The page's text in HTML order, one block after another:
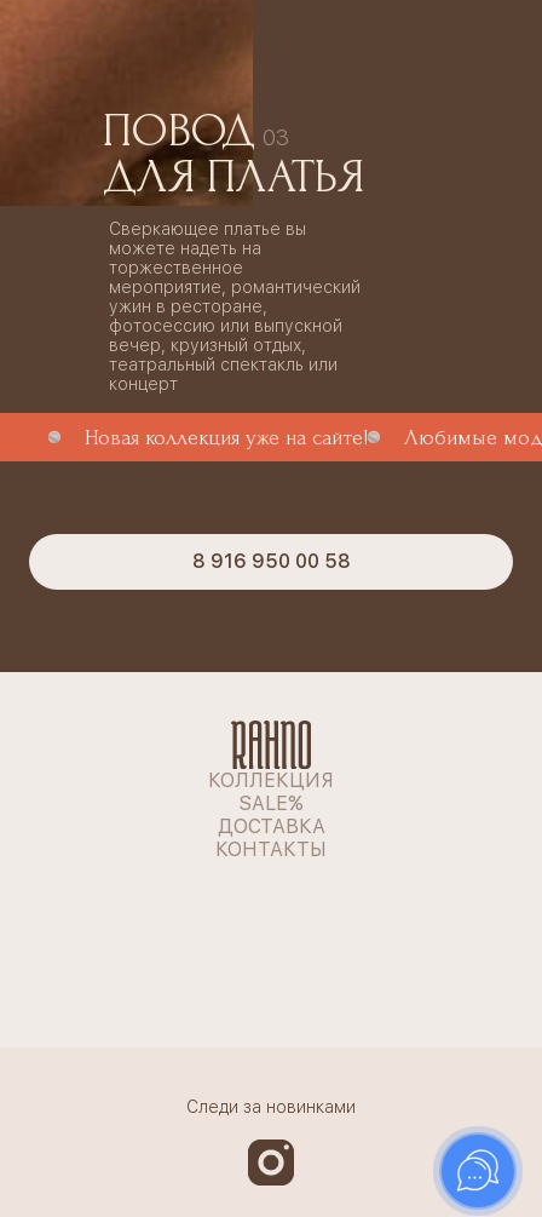
ПОВОД03
ДЛЯ ПЛАТЬЯ
Сверкающее платье вы
можете надеть на
торжественное
мероприятие, романтический
ужин в ресторане,
фотосессию или выпускной
вечер, круизный отдых,
театральный спектакль или
концерт
Новая коллекция уже на сайте! Любимые
8 916 950 00 58
КОЛЛЕКЦИЯ
SALE%
ДОСТАВКА
КОНТАКТЫ
Следи за новинками